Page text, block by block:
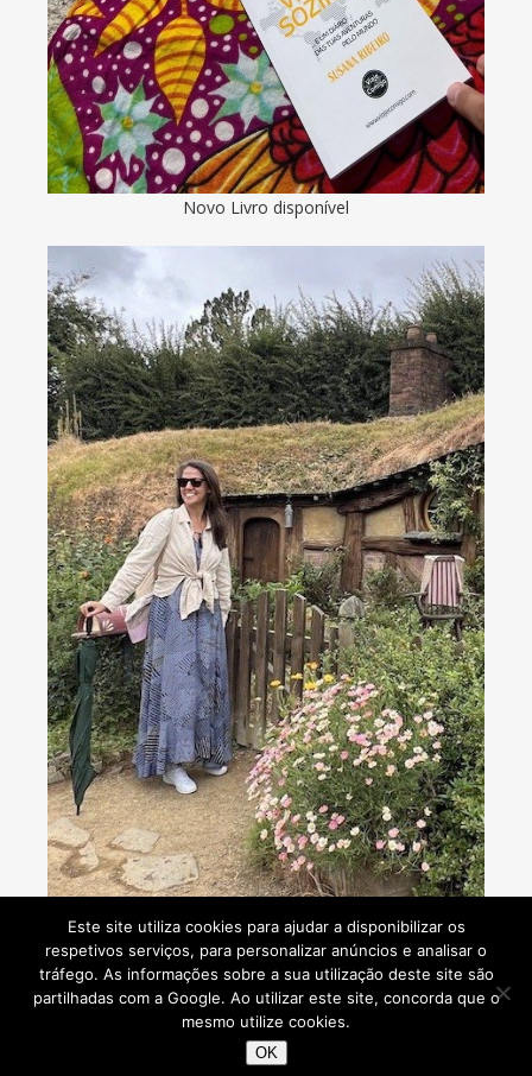
Novo Livro disponível
Consultoria de viagens - Agente de Viagens
Viaje Comigo © 2026
Este site utiliza cookies para ajudar a disponibilizar os
respetivos serviços, para personalizar anúncios e analisar o
tráfego. As informações sobre a sua utilização deste site são
partilhadas com a Google. Ao utilizar este site, concorda que o
mesmo utilize cookies.
OK